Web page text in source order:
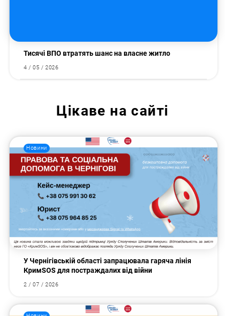
Тисячі ВПО втратять шанс на власне житло
4 / 05 / 2026
Цікаве на сайті
Новини
У Чернігівській області запрацювала гаряча лінія
КримSOS для постраждалих від війни
2 / 07 / 2026